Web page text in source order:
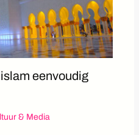
eenvoudig
& Media